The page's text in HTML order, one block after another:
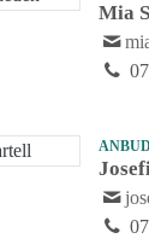
Mia